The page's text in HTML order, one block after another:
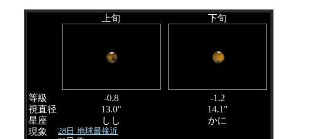
上旬 下旬
等級 -0.8
-1.2
視直径
13.0"
14.1"
星座
しし
かに
現象
28日 地球最接近